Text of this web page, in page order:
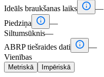
Ideāls braukšanas laiks  —
Piedziņa
 —
Siltumsūknis—
ABRP tiešraides dati
 —
Vienības
Metriskā Impēriskā